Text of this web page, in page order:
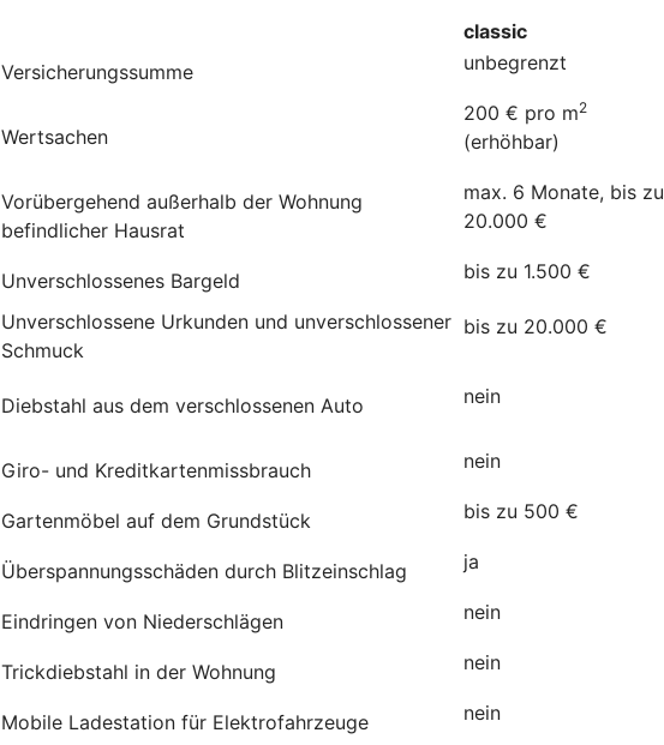
classic
Versicherungssumme
unbegrenzt
Wertsachen
200 € pro m2
(erhöhbar)
Vorübergehend außerhalb der Wohnung
befindlicher Hausrat
max. 6 Monate, bis zu
20.000 €
Unverschlossenes Bargeld bis zu 1.500 €
Unverschlossene Urkunden und unverschlossener
Schmuck
bis zu 20.000 €
Diebstahl aus dem verschlossenen Auto nein
Giro- und Kreditkartenmissbrauch nein
Gartenmöbel auf dem Grundstück bis zu 500 €
Überspannungsschäden durch Blitzeinschlag ja
Eindringen von Niederschlägen nein
Trickdiebstahl in der Wohnung nein
Mobile Ladestation für Elektrofahrzeuge nein